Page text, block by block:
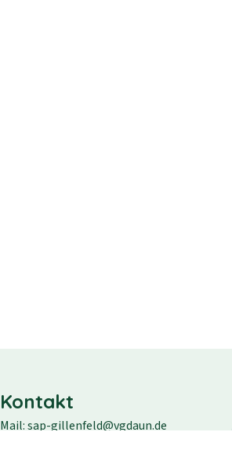
Kontakt
Mail: sap-gillenfeld@vgdaun.de